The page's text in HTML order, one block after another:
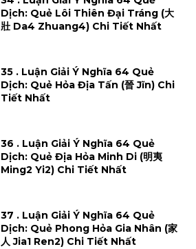
Dịch: Quẻ Lôi Thiên Đại Tráng (大
壯 Da4 Zhuang4) Chi Tiết Nhất
35 . Luận Giải Ý Nghĩa 64 Quẻ
Dịch: Quẻ Hỏa Địa Tấn (晉 Jĩn) Chi
Tiết Nhất
36 . Luận Giải Ý Nghĩa 64 Quẻ
Dịch: Quẻ Địa Hỏa Minh Di (明夷
Ming2 Yi2) Chi Tiết Nhất
37 . Luận Giải Ý Nghĩa 64 Quẻ
Dịch: Quẻ Phong Hỏa Gia Nhân (家
人 Jia1 Ren2) Chi Tiết Nhất